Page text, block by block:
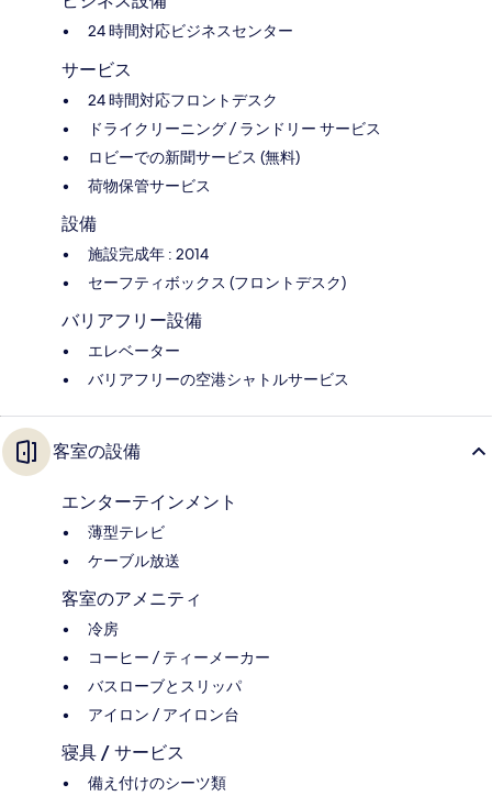
24 時間対応ビジネスセンター
サービス
24 時間対応フロントデスク
ドライクリーニング / ランドリー サービス
ロビーでの新聞サービス (無料)
荷物保管サービス
設備
施設完成年 : 2014
セーフティボックス (フロントデスク)
バリアフリー設備
エレベーター
バリアフリーの空港シャトルサービス
客室の設備
エンターテインメント
薄型テレビ
ケーブル放送
客室のアメニティ
冷房
コーヒー / ティーメーカー
バスローブとスリッパ
アイロン / アイロン台
寝具 / サービス
備え付けのシーツ類